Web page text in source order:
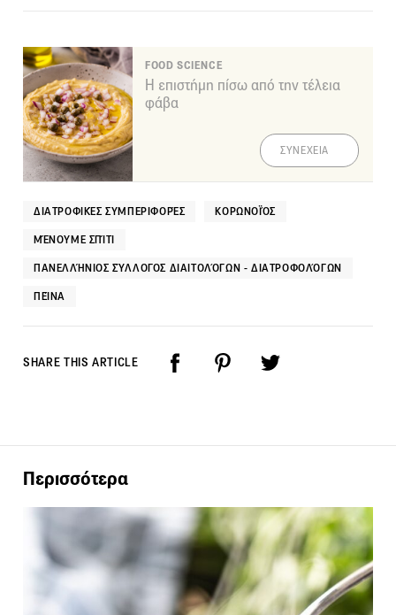
FOOD SCIENCE
Η επιστήμη πίσω από την τέλεια
φάβα
ΣΥΝΕΧΕΙΑ
ΔΙΑΤΡΟΦΙΚΈΣ ΣΥΜΠΕΡΙΦΟΡΈΣ ΚΟΡΩΝΟΪΌΣ
ΜΈΝΟΥΜΕ ΣΠΊΤΙ
ΠΑΝΕΛΛΉΝΙΟΣ ΣΎΛΛΟΓΟΣ ΔΙΑΙΤΟΛΌΓΩΝ - ΔΙΑΤΡΟΦΟΛΌΓΩΝ
ΠΕΊΝΑ
SHARE THIS ARTICLE
Περισσότερα